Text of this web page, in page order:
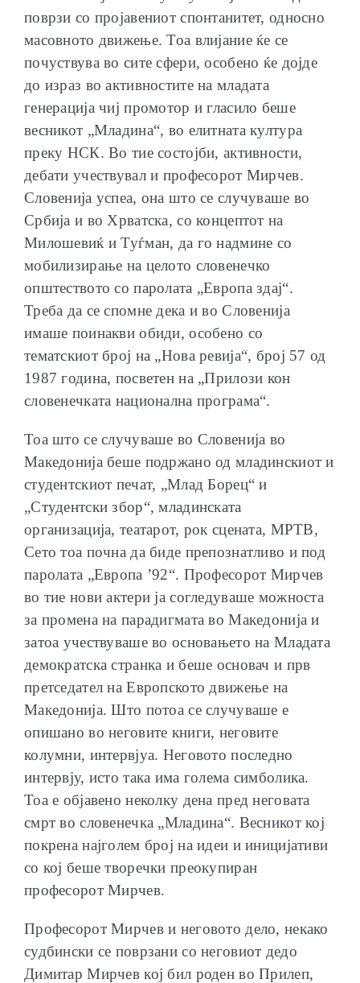
поврзи со пројавениот спонтанитет, односно
масовното движење. Тоа влијание ќе се
почуствува во сите сфери, особено ќе дојде
до израз во активностите на младата
генерација чиј промотор и гласило беше
весникот „Младина“, во елитната култура
преку НСК. Во тие состојби, активности,
дебати учествувал и професорот Мирчев.
Словенија успеа, она што се случуваше во
Србија и во Хрватска, со концептот на
Милошевиќ и Туѓман, да го надмине со
мобилизирање на целото словенечко
општеството со паролата „Европа здај“.
Треба да се спомне дека и во Словенија
имаше поинакви обиди, особено со
тематскиот број на „Нова ревија“, број 57 од
1987 година, посветен на „Прилози кон
словенечката национална програма“.
Тоа што се случуваше во Словенија во
Македонија беше подржано од младинскиот и
студентскиот печат, „Млад Борец“ и
„Студентски збор“, младинската
организација, театарот, рок сцената, МРТВ,
Сето тоа почна да биде препознатливо и под
паролата „Европа ’92“. Професорот Мирчев
во тие нови актери ја согледуваше можноста
за промена на парадигмата во Македонија и
затоа учествуваше во основањето на Младата
демократска странка и беше основач и прв
претседател на Европското движење на
Македонија. Што потоа се случуваше е
опишано во неговите книги, неговите
колумни, интервјуа. Неговото последно
интервју, исто така има голема симболика.
Тоа е објавено неколку дена пред неговата
смрт во словенечка „Младина“. Весникот кој
покрена најголем број на идеи и иницијативи
со кој беше творечки преокупиран
професорот Мирчев.
Професорот Мирчев и неговото дело, некако
судбински се поврзани со неговиот дедо
Димитар Мирчев кој бил роден во Прилеп,